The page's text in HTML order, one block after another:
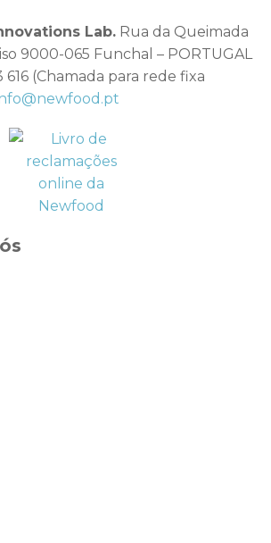
Lab. Rua da Queimada
9000-065 Funchal – PORTUGAL
616 (Chamada para rede fixa